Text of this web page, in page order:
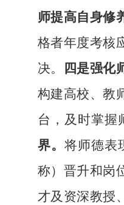
师提高自身修
格者年度考核
决。
四是强化
构建高校、教
台，及时掌握
界。 将师德表
称）晋升和岗
才及资深教授